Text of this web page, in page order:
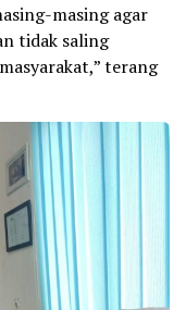
masing agar
tidak saling
terang